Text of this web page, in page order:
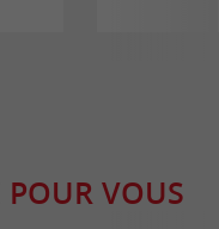
POUR VOUS